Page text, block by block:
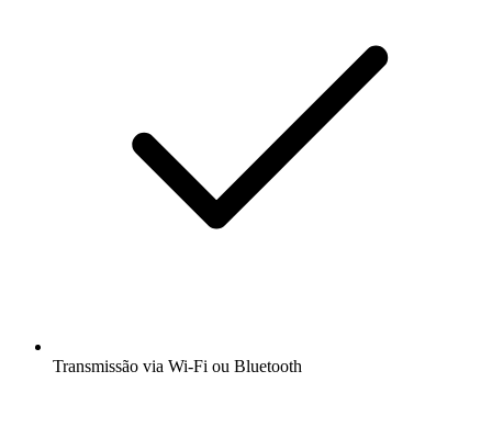
Transmissão via Wi-Fi ou Bluetooth